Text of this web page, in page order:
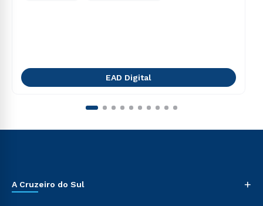
EAD Digital
A Cruzeiro do Sul +